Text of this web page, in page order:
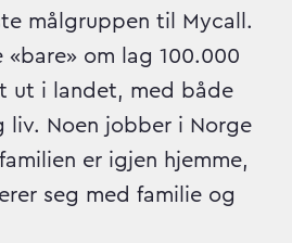
målgruppen til Mycall.
om lag 100.000
ut i landet, med både
liv. Noen jobber i Norge
er igjen hjemme,
seg med familie og